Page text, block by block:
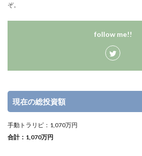
ぞ。
follow me!!
現在の総投資額
手動トラリピ：1,070万円
合計：1,070万円